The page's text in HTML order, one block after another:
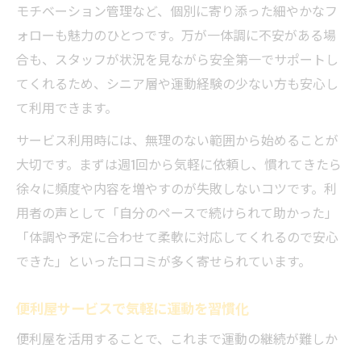
モチベーション管理など、個別に寄り添った細やかなフ
ォローも魅力のひとつです。万が一体調に不安がある場
合も、スタッフが状況を見ながら安全第一でサポートし
てくれるため、シニア層や運動経験の少ない方も安心し
て利用できます。
サービス利用時には、無理のない範囲から始めることが
大切です。まずは週1回から気軽に依頼し、慣れてきたら
徐々に頻度や内容を増やすのが失敗しないコツです。利
用者の声として「自分のペースで続けられて助かった」
「体調や予定に合わせて柔軟に対応してくれるので安心
できた」といった口コミが多く寄せられています。
便利屋サービスで気軽に運動を習慣化
便利屋を活用することで、これまで運動の継続が難しか